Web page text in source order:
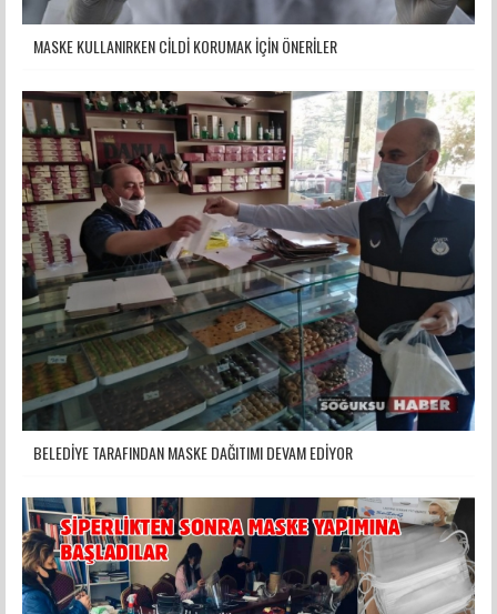
MASKE KULLANIRKEN CİLDİ KORUMAK İÇİN ÖNERİLER
BELEDİYE TARAFINDAN MASKE DAĞITIMI DEVAM EDİYOR